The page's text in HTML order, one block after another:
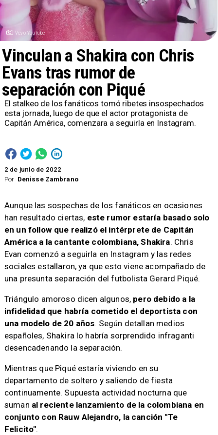
Vevo YouTube
Por Denisse Zambrano
Vinculan a Shakira con Chris
Evans tras rumor de
separación con Piqué
2 de junio de 2022
El stalkeo de los fanáticos tomó ribetes insospechados
esta jornada, luego de que el actor protagonista de
Capitán América, comenzara a seguirla en Instagram.
Aunque las sospechas de los fanáticos en ocasiones
han resultado ciertas, este rumor estaría basado solo
en un follow que realizó el intérprete de Capitán
América a la cantante colombiana, Shakira. Chris
Evan comenzó a seguirla en Instagram y las redes
sociales estallaron, ya que esto viene acompañado de
una presunta separación del futbolista Gerard Piqué.
Triángulo amoroso dicen algunos, pero debido a la
infidelidad que habría cometido el deportista con
una modelo de 20 años. Según detallan medios
españoles, Shakira lo habría sorprendido infraganti
desencadenando la separación.
Mientras que Piqué estaría viviendo en su
departamento de soltero y saliendo de fiesta
continuamente. Supuesta actividad nocturna que
suman al reciente lanzamiento de la colombiana en
conjunto con Rauw Alejandro, la canción "Te
Felicito".